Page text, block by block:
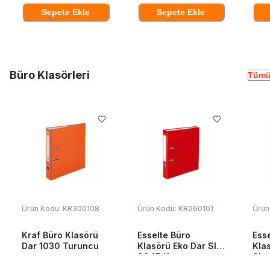
Sepete Ekle Sepete Ekle
Büro Klasörleri
Ürün Kodu: KR300108
Kraf Büro Klasörü
Dar 1030 Turuncu
Ürün Kodu: KR260101
Esselte Büro
Klasörü Eko Dar Slt-
9945 Kırmızı
Slt-